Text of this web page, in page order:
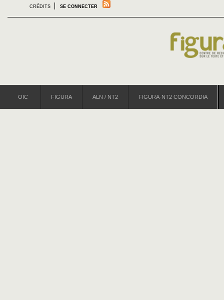
CRÉDITS SE CONNECTER
OIC FIGURA ALN / NT2 FIGURA-NT2 CONCORDIA